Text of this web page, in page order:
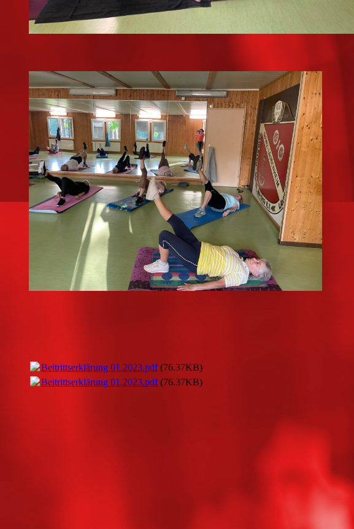
Beitrittserklärung 01.2023.pdf(76.37KB)
Beitrittserklärung 01.2023.pdf(76.37KB)